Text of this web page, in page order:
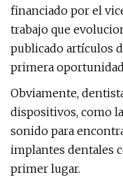
financiado por el
trabajo que
publicado artículos
primera
Obviamente,
dispositivos, como
sonido para
implantes dentales
primer lugar.